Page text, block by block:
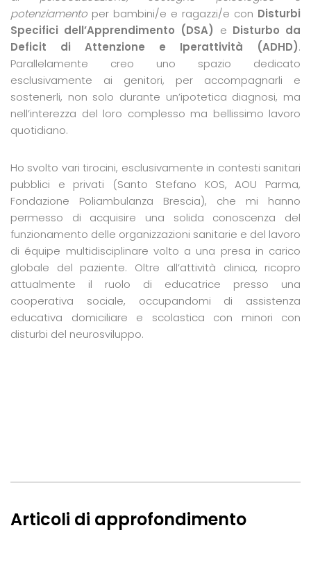
potenziamento per bambini/e e ragazzi/e con Disturbi
Specifici dell’Apprendimento (DSA) e Disturbo da
Deficit di Attenzione e Iperattività (ADHD).
Parallelamente creo uno spazio dedicato
esclusivamente ai genitori, per accompagnarli e
sostenerli, non solo durante un’ipotetica diagnosi, ma
nell’interezza del loro complesso ma bellissimo lavoro
quotidiano.
Ho svolto vari tirocini, esclusivamente in contesti sanitari
pubblici e privati (Santo Stefano KOS, AOU Parma,
Fondazione Poliambulanza Brescia), che mi hanno
permesso di acquisire una solida conoscenza del
funzionamento delle organizzazioni sanitarie e del lavoro
di équipe multidisciplinare volto a una presa in carico
globale del paziente. Oltre all’attività clinica, ricopro
attualmente il ruolo di educatrice presso una
cooperativa sociale, occupandomi di assistenza
educativa domiciliare e scolastica con minori con
disturbi del neurosviluppo.
Articoli di approfondimento